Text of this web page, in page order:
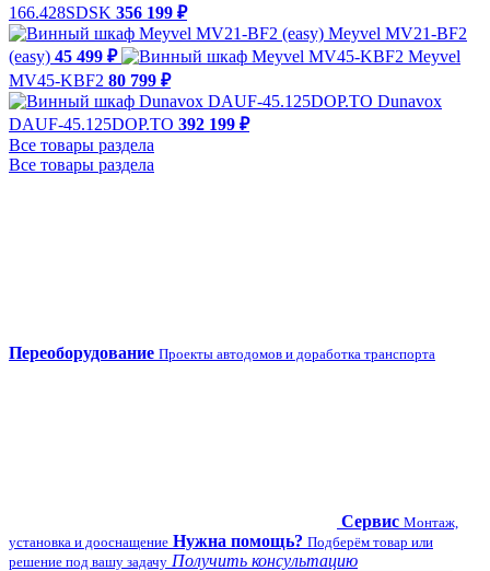
166.428SDSK 356 199 ₽
Meyvel MV21-BF2
(easy) 45 499 ₽
Meyvel
MV45-KBF2 80 799 ₽
Dunavox
DAUF-45.125DOP.TO 392 199 ₽
Все товары раздела
Все товары раздела
Переоборудование Проекты автодомов и доработка транспорта
Сервис Монтаж,
установка и дооснащение Нужна помощь? Подберём товар или
решение под вашу задачу Получить консультацию